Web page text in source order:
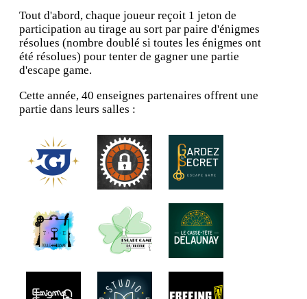
Tout d'abord, chaque joueur reçoit 1 jeton de
participation au tirage au sort par paire d'énigmes
résolues (nombre doublé si toutes les énigmes ont
été résolues) pour tenter de gagner une partie
d'escape game.
Cette année, 40 enseignes partenaires offrent une
partie dans leurs salles :